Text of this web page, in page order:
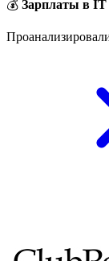
💰 Зарплаты в IT